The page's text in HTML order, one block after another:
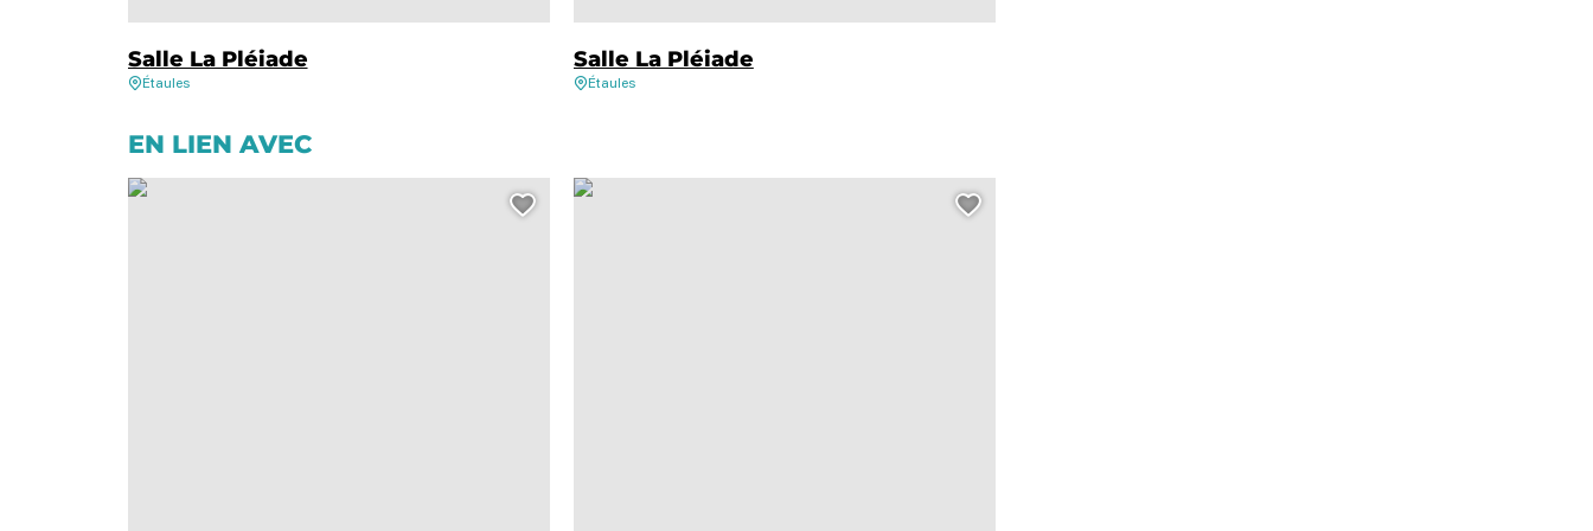
Salle La Pléiade
Étaules
Salle La Pléiade
Étaules
EN LIEN AVEC
Concert – Yellow Bounce / Bal lindy hop, © Ahmed
Ajouter cette page au carnet de voyage ?
Théâtre – Dom Juan, © Hélène Panbrum
Ajouter cette page au carnet de voyage ?